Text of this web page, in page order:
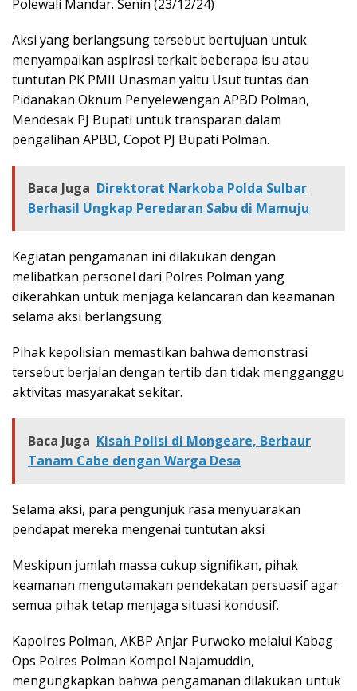
Polewali Mandar. Senin (23/12/24)
Aksi yang berlangsung tersebut bertujuan untuk
menyampaikan aspirasi terkait beberapa isu atau
tuntutan PK PMII Unasman yaitu Usut tuntas dan
Pidanakan Oknum Penyelewengan APBD Polman,
Mendesak PJ Bupati untuk transparan dalam
pengalihan APBD, Copot PJ Bupati Polman.
Baca Juga Direktorat Narkoba Polda Sulbar
Berhasil Ungkap Peredaran Sabu di Mamuju
Kegiatan pengamanan ini dilakukan dengan
melibatkan personel dari Polres Polman yang
dikerahkan untuk menjaga kelancaran dan keamanan
selama aksi berlangsung.
Pihak kepolisian memastikan bahwa demonstrasi
tersebut berjalan dengan tertib dan tidak mengganggu
aktivitas masyarakat sekitar.
Baca Juga Kisah Polisi di Mongeare, Berbaur
Tanam Cabe dengan Warga Desa
Selama aksi, para pengunjuk rasa menyuarakan
pendapat mereka mengenai tuntutan aksi
Meskipun jumlah massa cukup signifikan, pihak
keamanan mengutamakan pendekatan persuasif agar
semua pihak tetap menjaga situasi kondusif.
Kapolres Polman, AKBP Anjar Purwoko melalui Kabag
Ops Polres Polman Kompol Najamuddin,
mengungkapkan bahwa pengamanan dilakukan untuk